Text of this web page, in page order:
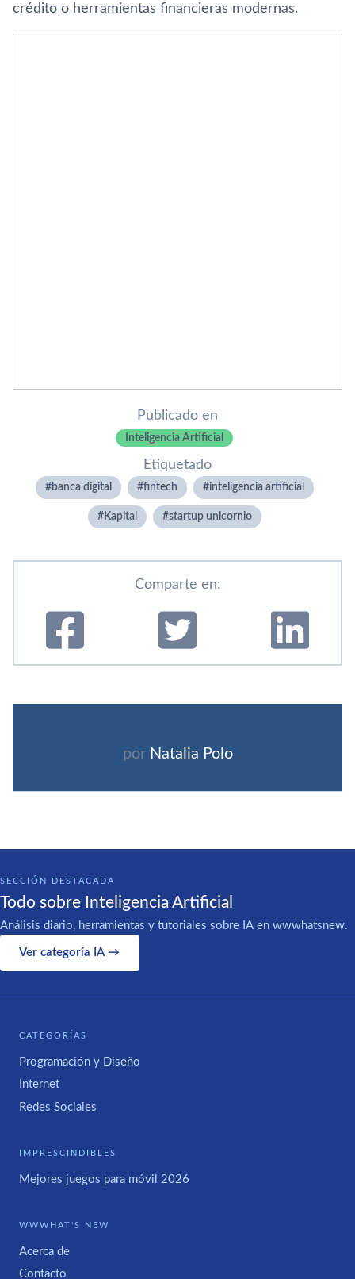
crédito o herramientas financieras modernas.
Publicado en
Inteligencia Artificial
Etiquetado
banca digital fintech inteligencia artificial
Kapital startup unicornio
Comparte en:
por Natalia Polo
SECCIÓN DESTACADA
Todo sobre Inteligencia Artificial
Análisis diario, herramientas y tutoriales sobre IA en wwwhatsnew.
Ver categoría IA →
CATEGORÍAS
Programación y Diseño
Internet
Redes Sociales
IMPRESCINDIBLES
Mejores juegos para móvil 2026
WWWHAT'S NEW
Acerca de
Contacto